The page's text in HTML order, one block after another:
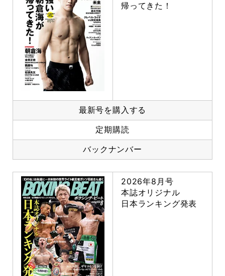
帰ってきた！
最新号を購入する
定期購読
バックナンバー
2026年8月号
本誌オリジナル
日本ランキング発表